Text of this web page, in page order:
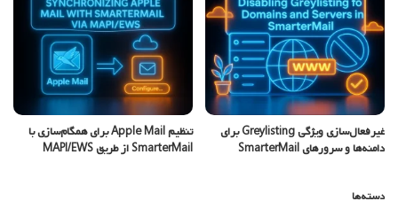
غیرفعال‌سازی ویژگی Greylisting برای
دامنه‌ها و سرورهای SmarterMail
تنظیم Apple Mail برای همگام‌سازی با
SmarterMail از طریق MAPI/EWS
دسته‌ها